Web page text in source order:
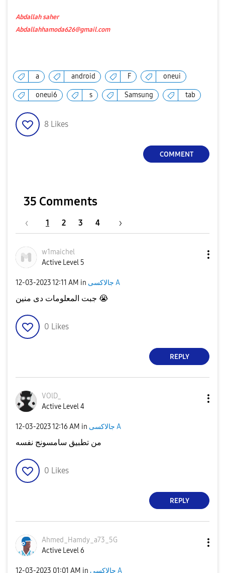
Abdallah saher
Abdallahhamoda626@gmail.com
a android F oneui
oneui6 s Samsung tab
8 Likes
COMMENT
35 Comments
1 2 3 4
w1maichel
Active Level 5
‎12-03-202312:11 AM in جالاكسى A
😭
0 Likes
REPLY
VOlD_
Active Level 4
‎12-03-202312:16 AM in جالاكسى A
من تطبيق سامسونج نفسه
0 Likes
REPLY
Ahmed_Hamdy_a73 _5G
Active Level 6
‎12-03-2023 01:01 AM in جالاكسى A